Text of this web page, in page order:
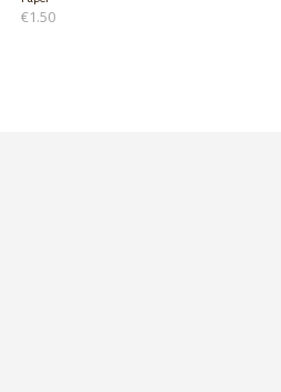
€1.50